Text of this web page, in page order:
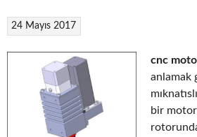
24 Mayıs 2017
cnc
anlamak
bir